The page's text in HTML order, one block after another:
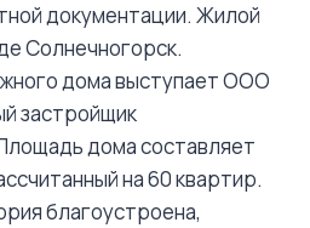
документации. Жилой
Солнечногорск.
дома выступает ООО
застройщик
дома составляет
на 60 квартир.
благоустроена,